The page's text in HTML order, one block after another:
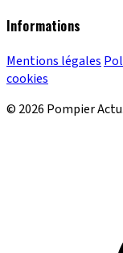
Informations
Mentions légales
cookies
© 2026 Pompier